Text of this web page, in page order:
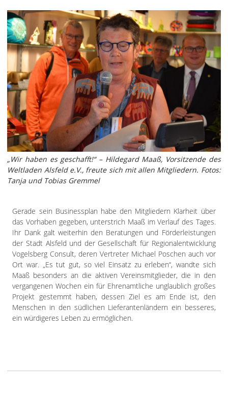
„Wir haben es geschafft!“ – Hildegard Maaß, Vorsitzende des
Weltladen Alsfeld e.V., freute sich mit allen Mitgliedern. Fotos:
Tanja und Tobias Gremmel
Gerade sein Businessplan habe den Mitgliedern Klarheit über
das Vorhaben gegeben, unterstrich Maaß im Verlauf des Tages.
Ihr Dank galt weiterhin den Beratungen und Förderleistungen
der Stadt Alsfeld und der Gesellschaft für Regionalentwicklung
Vogelsberg Consult, deren Vertreter Michael Poschen auch vor
Ort war. „Es tut gut, so viel Einsatz zu erleben“, wandte sich
Maaß besonders an die aktiven Vereinsmitglieder, die in den
vergangenen Wochen ein für Ehrenamtliche unglaublich großes
Projekt gestemmt haben, dessen Ziel es am Ende ist, den
Menschen in den südlichen Lieferantenländern ein besseres,
ein würdigeres Leben zu ermöglichen.